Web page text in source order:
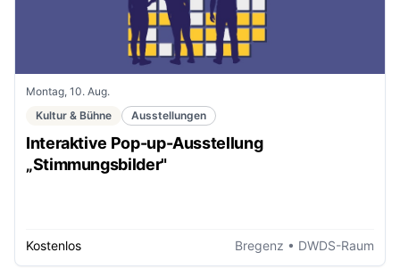
Montag, 10. Aug.
Kultur & Bühne
Ausstellungen
Interaktive Pop-up-Ausstellung
„Stimmungsbilder"
Kostenlos Bregenz • DWDS-Raum